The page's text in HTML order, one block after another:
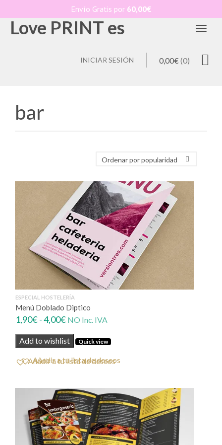
Love PRINT es
0,00€(0)
INICIAR SESIÓN
bar
ESPECIAL HOSTELERÍA
Menú Doblado Diptico
1,90€-4,00€Rango
de
precios:
desde
4,00€
NO Inc. IVA
Add to wishlist Quick view
Añadir a tu lista de deseos
Envío Gratis por 60,00€